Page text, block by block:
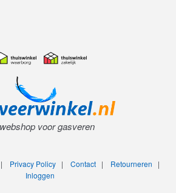
voor gasveren
| Privacy Policy| Contact| Retourneren |
Inloggen